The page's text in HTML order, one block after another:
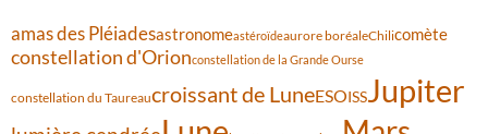
amas des Pléiadesastronomeastéroïdeaurore boréaleChilicomète
constellation d'Orionconstellation de la Grande Ourse
constellation du Taureaucroissant de LuneESOISSJupiter